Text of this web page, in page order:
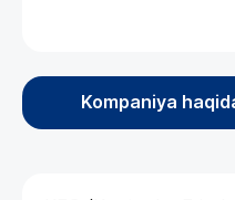
Kompaniya